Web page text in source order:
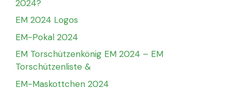
2024?
EM 2024 Logos
EM-Pokal 2024
EM Torschützenkönig EM 2024 – EM
Torschützenliste &
EM-Maskottchen 2024